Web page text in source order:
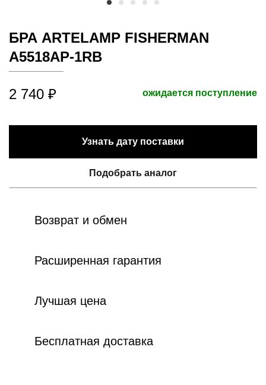
БРА ARTELAMP FISHERMAN
A5518AP-1RB
2 740 ₽ ожидается поступление
Узнать дату поставки
Подобрать аналог
Возврат и обмен
Расширенная гарантия
Лучшая цена
Бесплатная доставка